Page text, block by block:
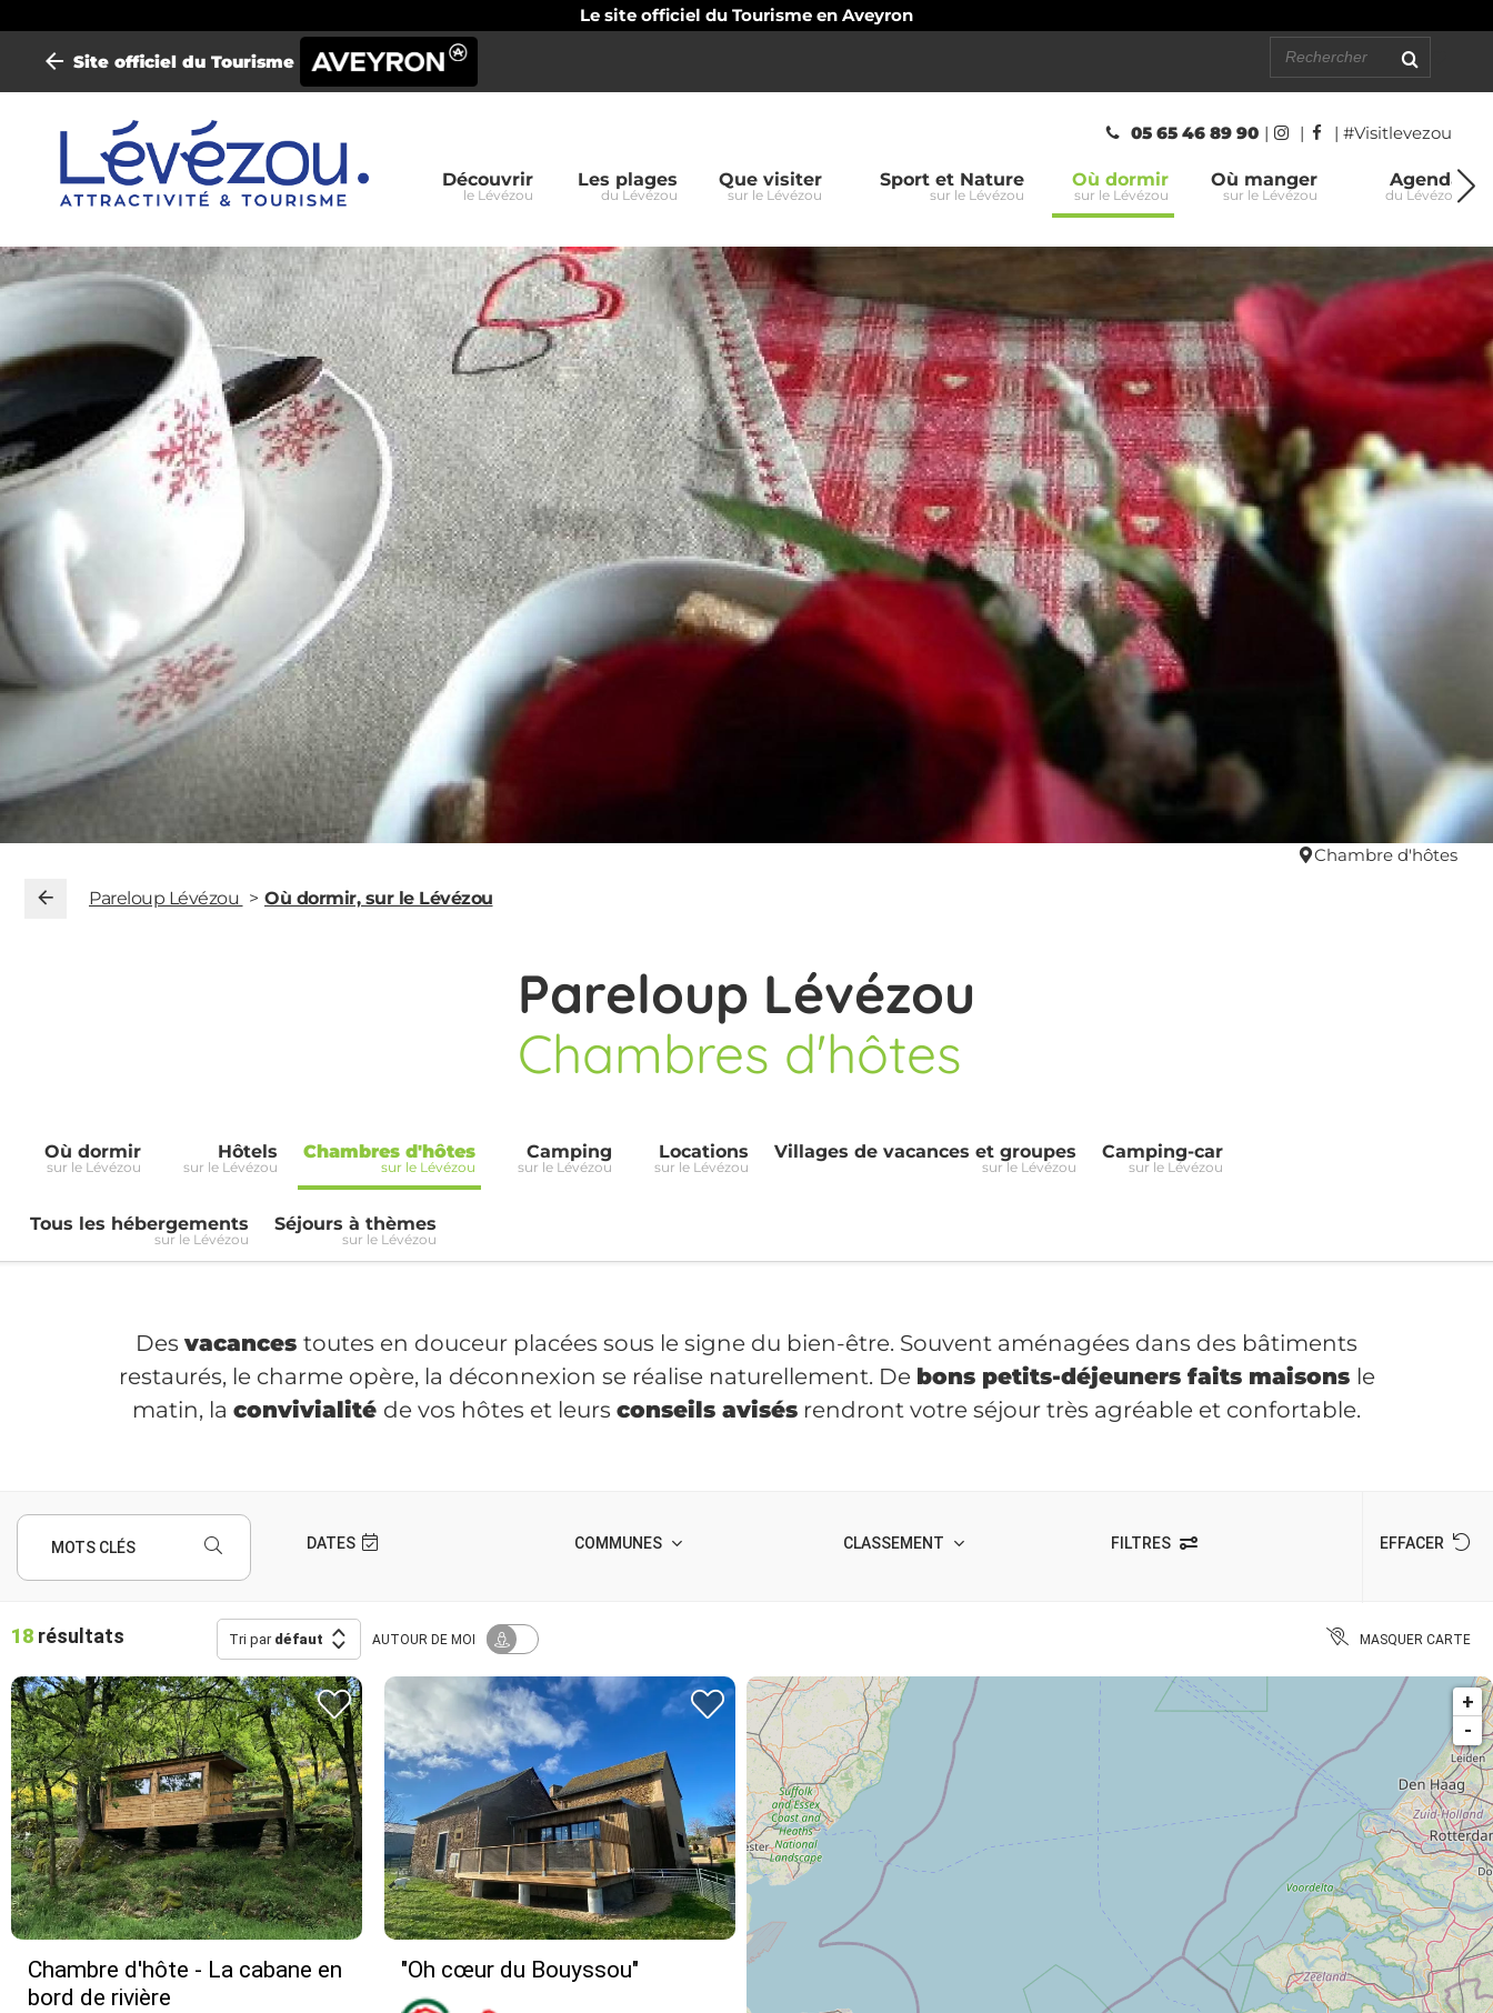
Le site officiel du Tourisme en Aveyron
Site officiel du Tourisme
05 65 46 89 90 | | | #Visitlevezou
Mini-
Pareloup
Lévézou
Découvrir
le Lévézou
Les plages
du Lévézou
Que visiter
sur le Lévézou
Sport et Nature
sur le Lévézou
Où dormir
sur le Lévézou
Où manger
sur le Lévézou
Agenda
du Lévézou
Chambre d'hôtes
Pareloup Lévézou Où dormir, sur le Lévézou
Pareloup Lévézou
Chambres d'hôtes
Où dormir
sur le Lévézou
Hôtels
sur le Lévézou
Chambres d'hôtes
sur le Lévézou
Camping
sur le Lévézou
Locations
sur le Lévézou
Villages de vacances et groupes
sur le Lévézou
Camping-car
sur le Lévézou
Tous les hébergements
sur le Lévézou
Séjours à thèmes
sur le Lévézou
Des vacances toutes en douceur placées sous le signe du bien-être. Souvent aménagées dans des bâtiments
restaurés, le charme opère, la déconnexion se réalise naturellement. De bons petits-déjeuners faits maisons le
matin, la convivialité de vos hôtes et leurs conseils avisés rendront votre séjour très agréable et confortable.
MOTS CLÉS DATES COMMUNES CLASSEMENT FILTRES EFFACER
18 résultats Tri par défaut AUTOUR DE MOI MASQUER CARTE
Chambre d'hôte - La cabane en
bord de rivière
"Oh cœur du Bouyssou"
+
-